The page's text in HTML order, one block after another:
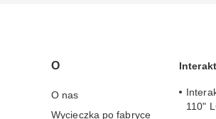
O
O nas
Wycieczka po fabryce
110"